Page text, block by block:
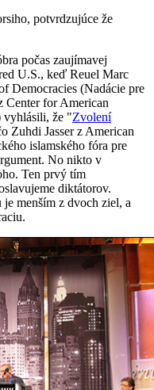
potvrdzujúce že
počas zaujímavej
U.S., keď Reuel Marc
Democracies (Nadácie pre
Center for American
vyhlásili, že "Zvolení
Zuhdi Jasser z American
islamského fóra pre
No nikto v
Ten prvý tím
diktátorov.
menším z dvoch ziel, a